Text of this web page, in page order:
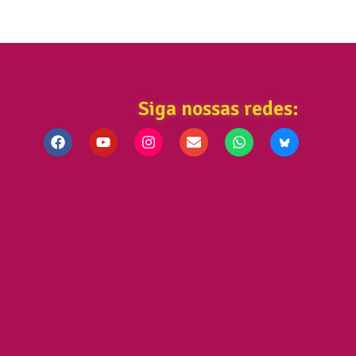
Siga nossas redes: